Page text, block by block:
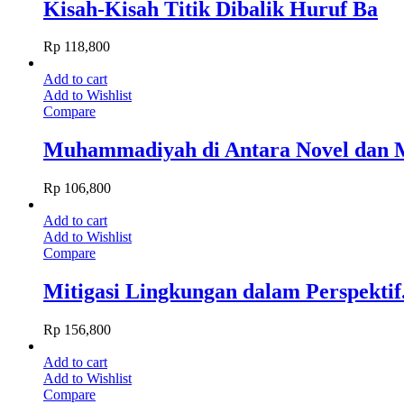
Kisah-Kisah Titik Dibalik Huruf Ba
Rp 118,800
Add to cart
Add to Wishlist
Compare
Muhammadiyah di Antara Novel dan
Rp 106,800
Add to cart
Add to Wishlist
Compare
Mitigasi Lingkungan dalam
Rp 156,800
Add to cart
Add to Wishlist
Compare